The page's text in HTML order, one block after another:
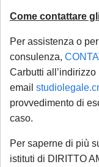
Come contattare
Per assistenza o
consulenza,
Carbutti all’indirizzo
email
provvedimento di
caso.
Per saperne di più
istituti di DIRITTO
avviso di
art. 415-bis
ricorsi,
termine
Per tali